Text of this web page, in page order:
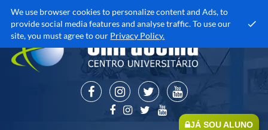
We use browser cookies to personalize content and Ads, to
provide social media features and analyse traffic. To use our
site, you must agree to our Privacy Policy.
JÁ SOU ALUNO